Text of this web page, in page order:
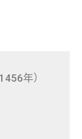
年）